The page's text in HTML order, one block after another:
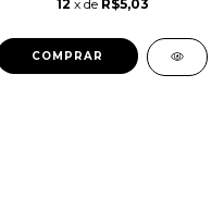
12 x de R$5,03